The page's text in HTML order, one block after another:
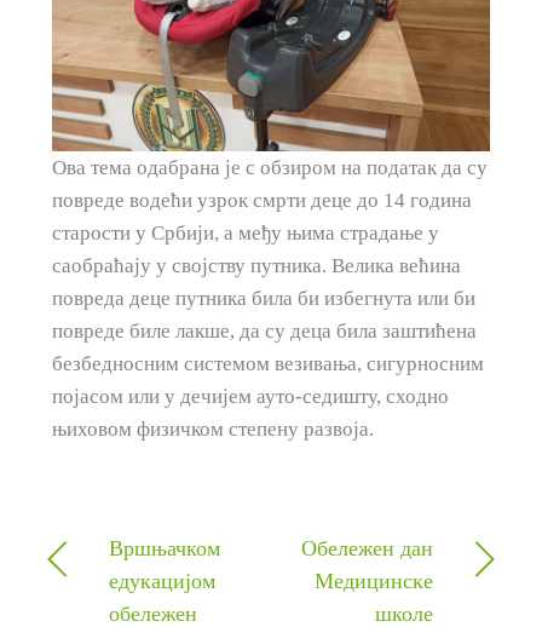
Ова тема одабрана је с обзиром на податак да су
повреде водећи узрок смрти деце до 14 година
старости у Србији, а међу њима страдање у
саобраћају у својству путника. Велика већина
повреда деце путника била би избегнута или би
повреде биле лакше, да су деца била заштићена
безбедносним системом везивања, сигурносним
појасом или у дечијем ауто-седишту, сходно
њиховом физичком степену развоја.
Вршњачком
едукацијом
обележен
Обележен дан
Медицинске
школе